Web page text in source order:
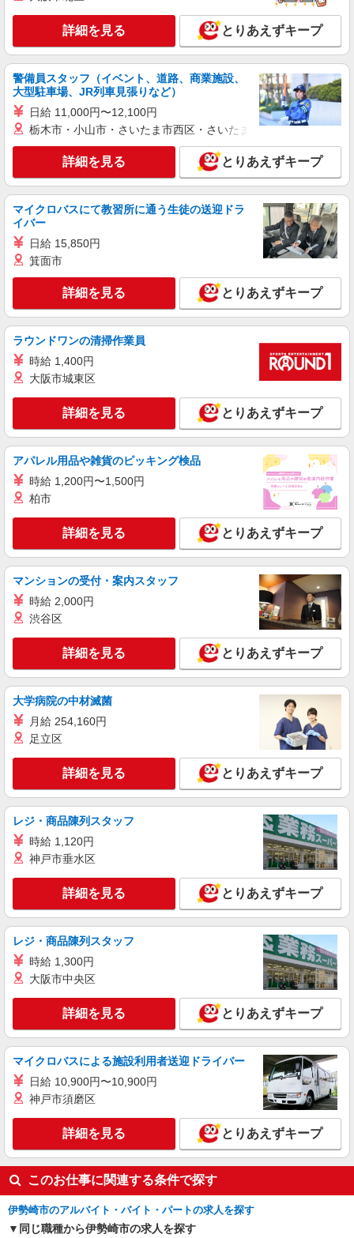
【時給】1,400円〜1,600円 ▼給与詳細 処遇改
善手当：200円/時 ▼下記別途支給 通勤手当 年末
年始手当：380円/時 寸志あり：年2回（6月・12
月） ※業績による ※処遇改善手当は試用期間中(3
ヶ月)は支給なし
群馬県伊勢崎市茂呂町二丁目3517-2
キープ 詳細を見る
派遣社員
株式会社トラストグロース 新宿本社 第3営業部
介護付き有料老人ホームでの介護士
時給：初任者1350円〜1400円/実務者1450円〜
1500円/介福1500円〜1550円 ※資格や経験などに
よる群馬県伊勢崎市
キープ 詳細を見る
派遣社員
株式会社kotrio /●TK-H-1992330
伊勢崎駅⇒需要のある福祉業界で介護デビュー
＊資格支援あり
時給1500円〜2125円 ＜日払い有/週払い有/交
キープ 詳細を見る
株式会社kotrio /●TK-H-2099885
新里駅＊幅広い世代が活動中！サ高住のサポー
時給1500円〜2150円 ＜日払い有/週払い有/交
通費全支給(ガソリン代含む)＞
伊勢崎市 ◆来社不要/面接なし
キープ 詳細を見る
派遣社員
株式会社kotrio /●TK-H-1990709
＜剛志＞小さなデイサービスSTAFF募集≪週3
勤務≫≪夕方退社≫
時給1500円〜2125円 ＜日払い有/週払い有/交
通費全支給(ガソリン代含む)＞
キープ 詳細を見る
派遣社員
株式会社kotrio /●TK-H-1856320
伊勢崎駅のシニアマンション▼フロアの巡回や
時給1500円〜2125円 ＜日払い有/週払い有/交
通費全支給(ガソリン代含む)＞
伊勢崎市≪伊勢崎駅スグ≫
キープ 詳細を見る
詳細を見る とりあえずキープ
警備員スタッフ（イベント、道路、商業施設、
大型駐車場、JR列車見張りなど）
日給 11,000円〜12,100円
栃木市・小山市・さいたま市西区・さいたま市岩槻区・久喜市・
詳細を見る とりあえずキープ
マイクロバスにて教習所に通う生徒の送迎ドラ
イバー
日給 15,850円
箕面市
詳細を見る とりあえずキープ
ラウンドワンの清掃作業員
時給 1,400円
大阪市城東区
詳細を見る とりあえずキープ
アパレル用品や雑貨のピッキング検品
時給 1,200円〜1,500円
柏市
詳細を見る とりあえずキープ
マンションの受付・案内スタッフ
時給 2,000円
渋谷区
詳細を見る とりあえずキープ
大学病院の中材滅菌
月給 254,160円
足立区
詳細を見る とりあえずキープ
レジ・商品陳列スタッフ
時給 1,120円
神戸市垂水区
詳細を見る とりあえずキープ
レジ・商品陳列スタッフ
時給 1,300円
大阪市中央区
詳細を見る とりあえずキープ
マイクロバスによる施設利用者送迎ドライバー
日給 10,900円〜10,900円
神戸市須磨区
詳細を見る とりあえずキープ
このお仕事に関連する条件で探す
伊勢崎市のアルバイト・バイト・パートの求人を探す
同じ職種から伊勢崎市の求人を探す